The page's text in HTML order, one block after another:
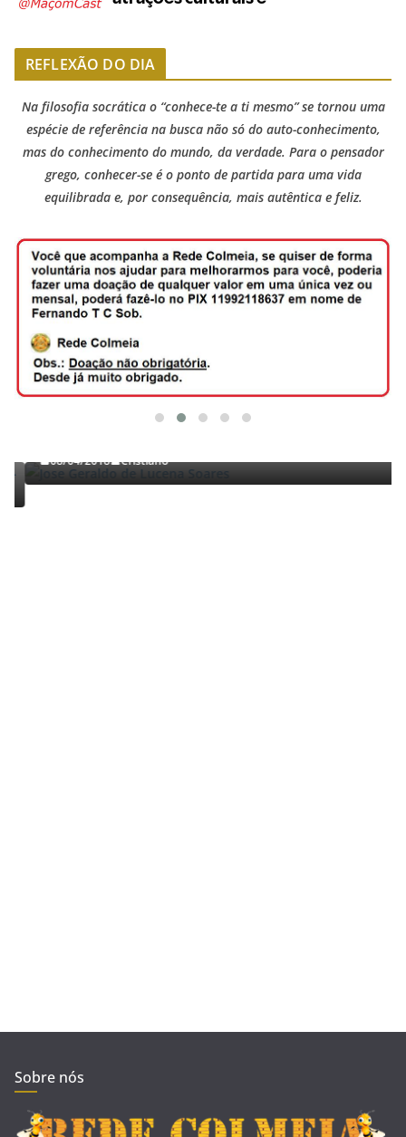
REFLEXÃO DO DIA
Na filosofia socrática o “conhece-te a ti mesmo” se tornou uma
espécie de referência na busca não só do auto-conhecimento,
mas do conhecimento do mundo, da verdade. Para o pensador
grego, conhecer-se é o ponto de partida para uma vida
equilibrada e, por consequência, mais autêntica e feliz.
TRABALHOS GERALDO LUCENA
08/04/2018 Cristiano
Sobre nós